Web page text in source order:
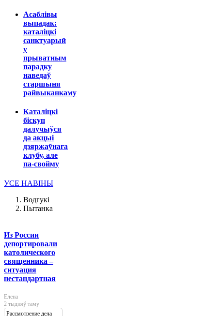
Асаблівы
выпадак:
каталіцкі
санктуарый
у
прыватным
парадку
наведаў
старшыня
райвыканкаму
Каталіцкі
біскуп
далучыўся
да акцыі
дзяржаўнага
клубу, але
па-свойму
УСЕ НАВІНЫ
Водгукі
Пытанка
Из России
депортировали
католического
священника –
ситуация
нестандартная
Елена
2 тыдняў таму
Рассмотрение дела